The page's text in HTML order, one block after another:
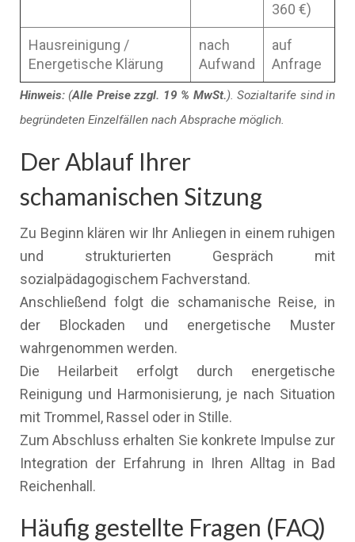
360 €)
Hausreinigung /
Energetische Klärung
nach
Aufwand
auf
Anfrage
Hinweis: (Alle Preise zzgl. 19 % MwSt.). Sozialtarife sind in
begründeten Einzelfällen nach Absprache möglich.
Der Ablauf Ihrer
schamanischen Sitzung
Zu Beginn klären wir Ihr Anliegen in einem ruhigen
und strukturierten Gespräch mit
sozialpädagogischem Fachverstand.
Anschließend folgt die schamanische Reise, in
der Blockaden und energetische Muster
wahrgenommen werden.
Die Heilarbeit erfolgt durch energetische
Reinigung und Harmonisierung, je nach Situation
mit Trommel, Rassel oder in Stille.
Zum Abschluss erhalten Sie konkrete Impulse zur
Integration der Erfahrung in Ihren Alltag in Bad
Reichenhall.
Häufig gestellte Fragen (FAQ)